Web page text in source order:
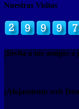
Nuestras Visitas
¡Invita a tus amigos
¡Alojamiento web